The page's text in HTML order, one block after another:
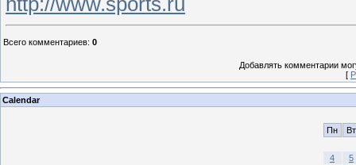
Всего комментариев: 0
Добавлять комментарии
[
Calendar
Пн Вт
4
5